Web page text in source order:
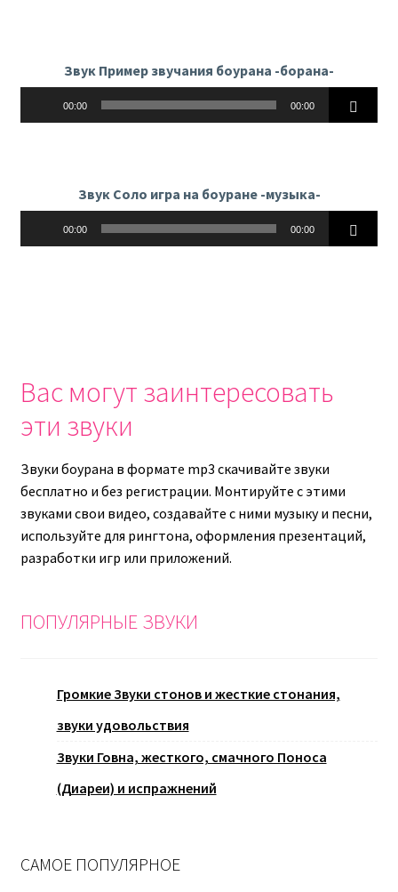
Звук Пример звучания боурана -борана-
00:00 00:00
Звук Соло игра на боуране -музыка-
00:00 00:00
Вас могут заинтересовать
эти звуки
Звуки боурана в формате mp3 скачивайте звуки
бесплатно и без регистрации. Монтируйте с этими
звуками свои видео, создавайте с ними музыку и песни,
используйте для рингтона, оформления презентаций,
разработки игр или приложений.
ПОПУЛЯРНЫЕ ЗВУКИ
Громкие Звуки стонов и жесткие стонания,
звуки удовольствия
Звуки Говна, жесткого, смачного Поноса
(Диареи) и испражнений
САМОЕ ПОПУЛЯРНОЕ